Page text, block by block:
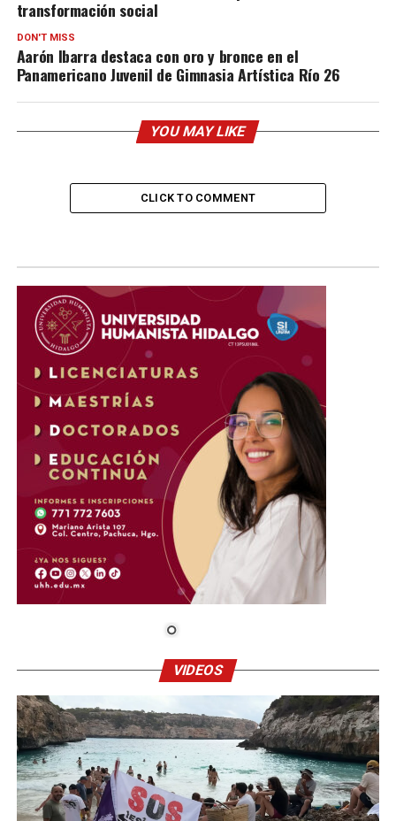
transformación social
DON'T MISS
Aarón Ibarra destaca con oro y bronce en el
Panamericano Juvenil de Gimnasia Artística Río 26
YOU MAY LIKE
CLICK TO COMMENT
VIDEOS